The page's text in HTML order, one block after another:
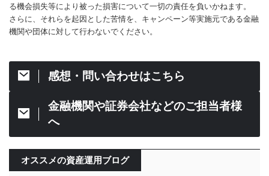
る機会損失等により被った損害について一切の責任を負いかねます。
さらに、それらを起因とした苦情を、キャンペーン等実施元である金融
機関や団体に対して行わないでください。
感想・問い合わせはこちら
金融機関や証券会社などのご担当者様
へ
オススメの資産運用ブログ